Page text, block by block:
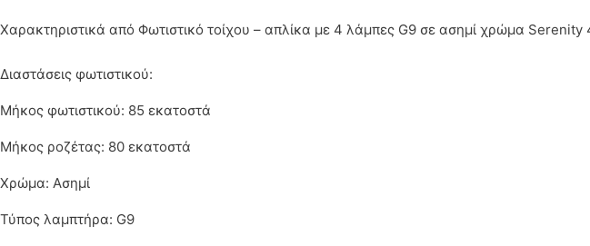
Χαρακτηριστικά από Φωτιστικό τοίχου – απλίκα με 4 λάμπες G9 σε ασημί χρώμα Serenity
Διαστάσεις φωτιστικού:
Μήκος φωτιστικού: 85 εκατοστά
Μήκος ροζέτας: 80 εκατοστά
Χρώμα: Ασημί
Τύπος λαμπτήρα: G9